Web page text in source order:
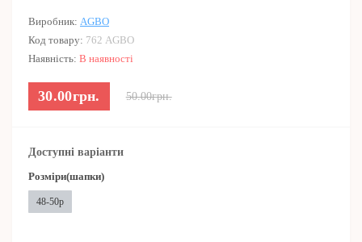
Виробник: AGBO
Код товару: 762 AGBO
Наявність: В наявності
30.00грн. 50.00грн.
Доступні варіанти
Розміри(шапки)
48-50р